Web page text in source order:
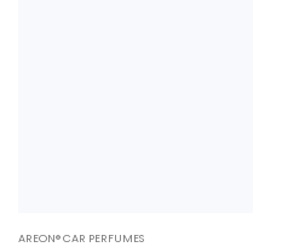
AREON® CAR PERFUMES